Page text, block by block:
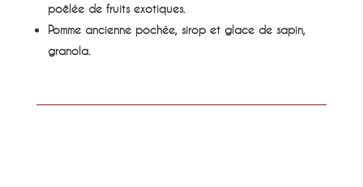
poêlée de fruits exotiques.
Pomme ancienne pochée, sirop et glace de sapin,
granola.